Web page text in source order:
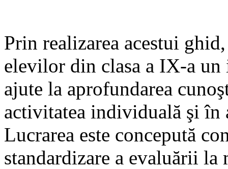
Prin realizarea acestui
elevilor din clasa a IX-a un
ajute la aprofundarea
activitatea individuală şi
Lucrarea este concepută
standardizare a evaluării la